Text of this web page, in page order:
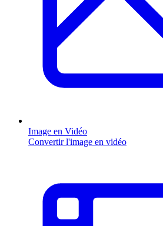
Image en Vidéo
Convertir l'image en vidéo